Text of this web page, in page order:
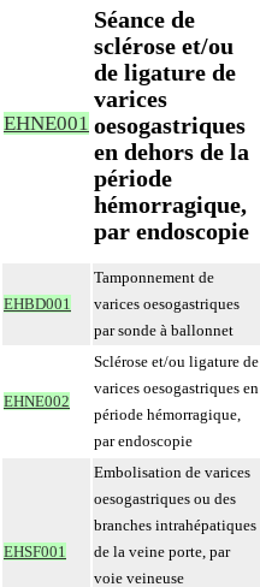
EHNE001
Séance de
sclérose et/ou
de ligature de
varices
oesogastriques
en dehors de la
période
hémorragique,
par endoscopie
EHBD001
Tamponnement de
varices oesogastriques
par sonde à ballonnet
EHNE002
Sclérose et/ou ligature de
varices oesogastriques en
période hémorragique,
par endoscopie
EHSF001
Embolisation de varices
oesogastriques ou des
branches intrahépatiques
de la veine porte, par
voie veineuse